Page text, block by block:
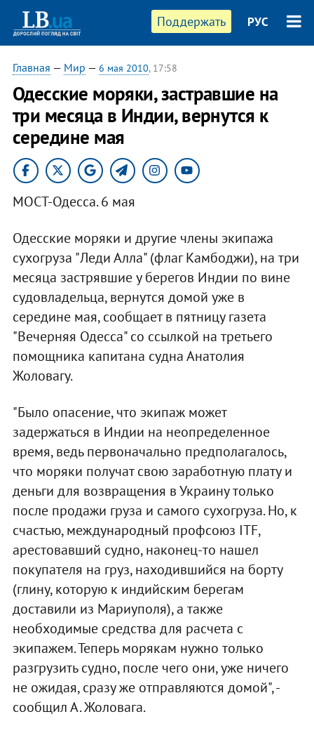
Поддержать РУС
Главная — Мир — 6 мая 2010, 17:58
Одесские моряки, застравшие на
три месяца в Индии, вернутся к
середине мая
МОСТ-Одесса. 6 мая
Одесские моряки и другие члены экипажа
сухогруза "Леди Алла" (флаг Камбоджи), на три
месяца застрявшие у берегов Индии по вине
судовладельца, вернутся домой уже в
середине мая, сообщает в пятницу газета
"Вечерняя Одесса" со ссылкой на третьего
помощника капитана судна Анатолия
Жоловагу.
"Было опасение, что экипаж может
задержаться в Индии на неопределенное
время, ведь первоначально предполагалось,
что моряки получат свою заработную плату и
деньги для возвращения в Украину только
после продажи груза и самого сухогруза. Но, к
счастью, международный профсоюз ITF,
арестовавший судно, наконец-то нашел
покупателя на груз, находившийся на борту
(глину, которую к индийским берегам
доставили из Мариуполя), а также
необходимые средства для расчета с
экипажем. Теперь морякам нужно только
разгрузить судно, после чего они, уже ничего
не ожидая, сразу же отправляются домой", -
сообщил А. Жоловага.